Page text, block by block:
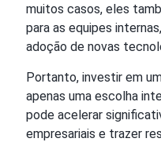
muitos casos, eles
para as equipes
adoção de novas
Portanto, investir em
apenas uma escolha
pode acelerar
empresariais e trazer